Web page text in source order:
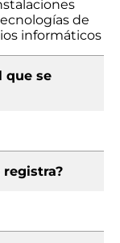
de
informáticos
que se
registra?